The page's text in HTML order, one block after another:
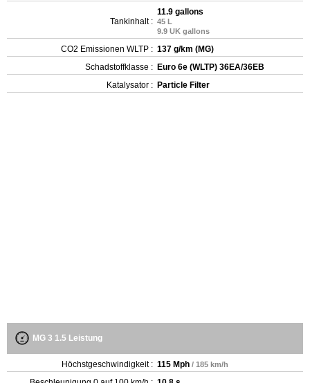
Tankinhalt :
11.9 gallons
45 L
9.9 UK gallons
CO2 Emissionen WLTP : 137 g/km (MG)
Schadstoffklasse : Euro 6e (WLTP) 36EA/36EB
Katalysator : Particle Filter
MG 3 1.5 Leistung
Höchstgeschwindigkeit : 115 Mph / 185 km/h